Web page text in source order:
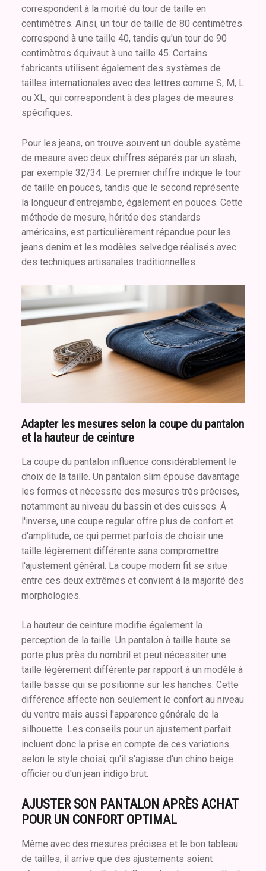
correspondent à la moitié du tour de taille en
centimètres. Ainsi, un tour de taille de 80 centimètres
correspond à une taille 40, tandis qu'un tour de 90
centimètres équivaut à une taille 45. Certains
fabricants utilisent également des systèmes de
tailles internationales avec des lettres comme S, M, L
ou XL, qui correspondent à des plages de mesures
spécifiques.
Pour les jeans, on trouve souvent un double système
de mesure avec deux chiffres séparés par un slash,
par exemple 32/34. Le premier chiffre indique le tour
de taille en pouces, tandis que le second représente
la longueur d'entrejambe, également en pouces. Cette
méthode de mesure, héritée des standards
américains, est particulièrement répandue pour les
jeans denim et les modèles selvedge réalisés avec
des techniques artisanales traditionnelles.
Adapter les mesures selon la coupe du pantalon
et la hauteur de ceinture
La coupe du pantalon influence considérablement le
choix de la taille. Un pantalon slim épouse davantage
les formes et nécessite des mesures très précises,
notamment au niveau du bassin et des cuisses. À
l'inverse, une coupe regular offre plus de confort et
d'amplitude, ce qui permet parfois de choisir une
taille légèrement différente sans compromettre
l'ajustement général. La coupe modern fit se situe
entre ces deux extrêmes et convient à la majorité des
morphologies.
La hauteur de ceinture modifie également la
perception de la taille. Un pantalon à taille haute se
porte plus près du nombril et peut nécessiter une
taille légèrement différente par rapport à un modèle à
taille basse qui se positionne sur les hanches. Cette
différence affecte non seulement le confort au niveau
du ventre mais aussi l'apparence générale de la
silhouette. Les conseils pour un ajustement parfait
incluent donc la prise en compte de ces variations
selon le style choisi, qu'il s'agisse d'un chino beige
officier ou d'un jean indigo brut.
AJUSTER SON PANTALON APRÈS ACHAT
POUR UN CONFORT OPTIMAL
Même avec des mesures précises et le bon tableau
de tailles, il arrive que des ajustements soient